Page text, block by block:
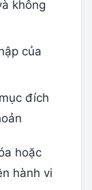
không
của
đích
hoặc
hành vi